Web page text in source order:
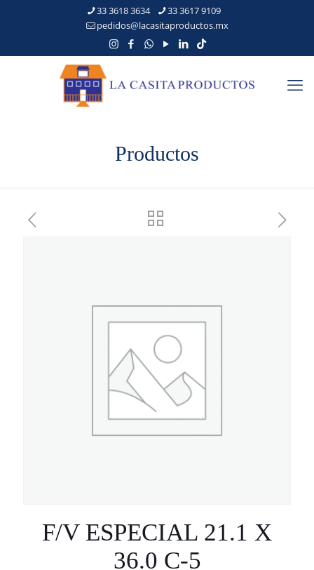
33 3618 3634
33 3617 9109
pedidos@lacasitaproductos.mx
Productos
F/V ESPECIAL 21.1 X
36.0 C-5